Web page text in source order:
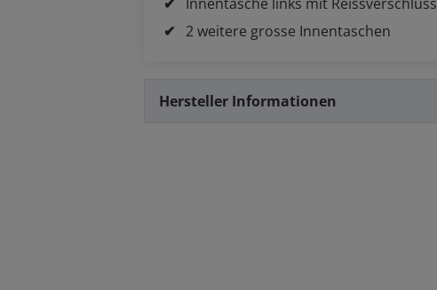
Innentasche links mit Reissverschluss
2 weitere grosse Innentaschen
Hersteller Informationen